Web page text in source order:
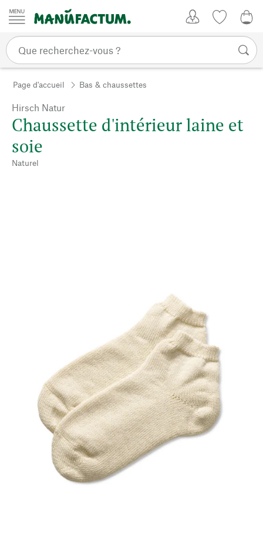
Passer au contenu
Page d'accueil Bas & chaussettes
Hirsch Natur
Chaussette d'intérieur laine et
soie
Naturel